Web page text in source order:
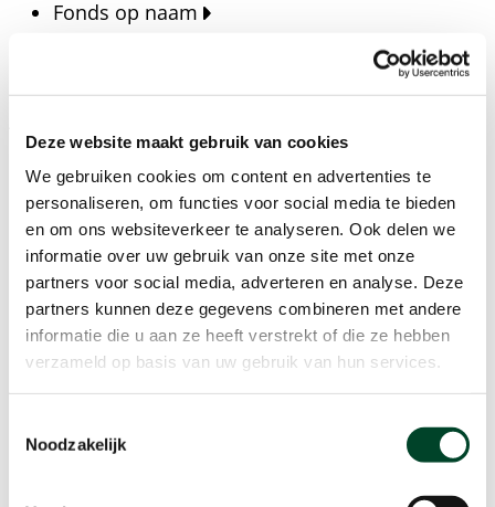
Deze website maakt gebruik van cookies
We gebruiken cookies om content en advertenties te
personaliseren, om functies voor social media te bieden
en om ons websiteverkeer te analyseren. Ook delen we
informatie over uw gebruik van onze site met onze
partners voor social media, adverteren en analyse. Deze
partners kunnen deze gegevens combineren met andere
informatie die u aan ze heeft verstrekt of die ze hebben
verzameld op basis van uw gebruik van hun services.
Noodzakelijk
Fonds op naam
Blijf op de hoogte van het laatste nieuws, verhalen,
publicaties en ontwikkelingen rondom Kansfonds
en onze missie.
Nieuwsberichten
Nieuws
Verhalen
Beeldbanken
Foto's bestaanszekerheid
Agenda